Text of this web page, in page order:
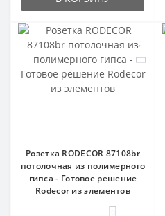
Розетка RODECOR 87108br
потолочная из полимерного
гипса - Готовое решение
Rodecor из элементов